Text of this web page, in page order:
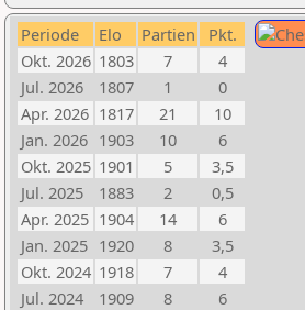
Periode Elo Partien
Pkt.
Okt. 2026 1803 7
4
Jul. 2026
1807 1
0
Apr. 2026 1817 21
10
Jan. 2026 1903 10
6
Okt. 2025 1901 5
3,5
Jul. 2025
1883 2
0,5
Apr. 2025 1904 14
6
Jan. 2025 1920 8
3,5
Okt. 2024 1918 7
4
Jul. 2024
1909 8
6